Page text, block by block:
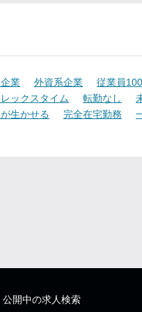
業 外資系企業 従業員
ックスタイム 転勤なし
生かせる 完全在宅勤務
公開中の求人検索